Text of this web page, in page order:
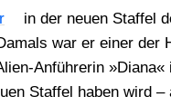
in der neu­en Staf­fel
war er einer der
Anfüh­re­rin
Staf­fel haben wird –